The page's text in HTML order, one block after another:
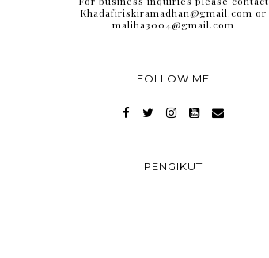
Khadafiriskiramadhan@gmail.com or
maliha3004@gmail.com
FOLLOW ME
PENGIKUT